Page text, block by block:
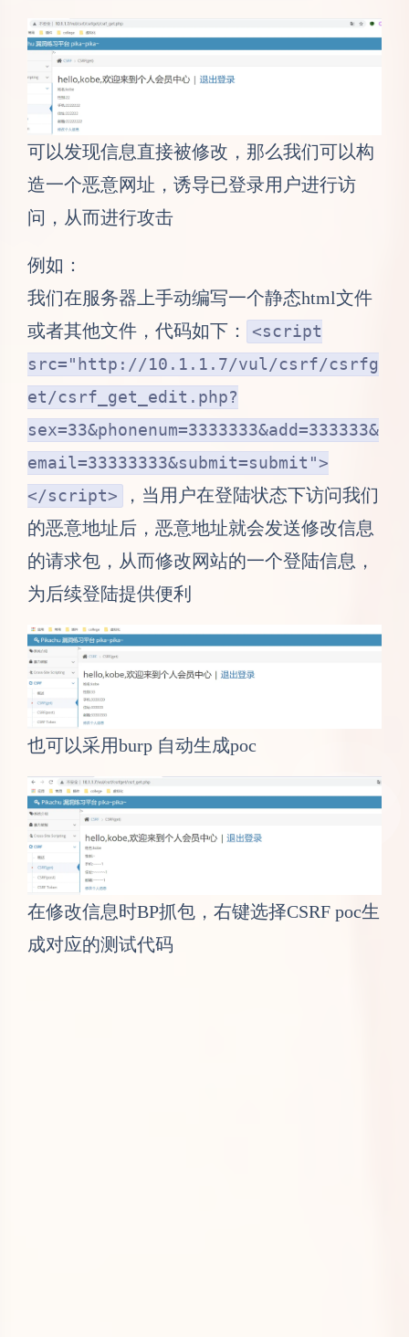
可以发现信息直接被修改，那么我们可以构
造一个恶意网址，诱导已登录用户进行访
问，从而进行攻击
例如：
我们在服务器上手动编写一个静态html文件
或者其他文件，代码如下：
<script
src="http://10.1.1.7/vul/csrf/csrfg
et/csrf_get_edit.php?
sex=33&phonenum=3333333&add=333333&
email=33333333&submit=submit">
</script>
，当用户在登陆状态下访问我们
的恶意地址后，恶意地址就会发送修改信息
的请求包，从而修改网站的一个登陆信息，
为后续登陆提供便利
也可以采用burp 自动生成poc
在修改信息时BP抓包，右键选择CSRF poc生
成对应的测试代码